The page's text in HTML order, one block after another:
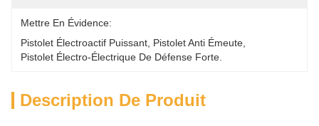
Mettre En Évidence:
Pistolet Électroactif Puissant Pistolet Anti Émeute
Pistolet Électro-Électrique De Défense Forte.
Description De Produit